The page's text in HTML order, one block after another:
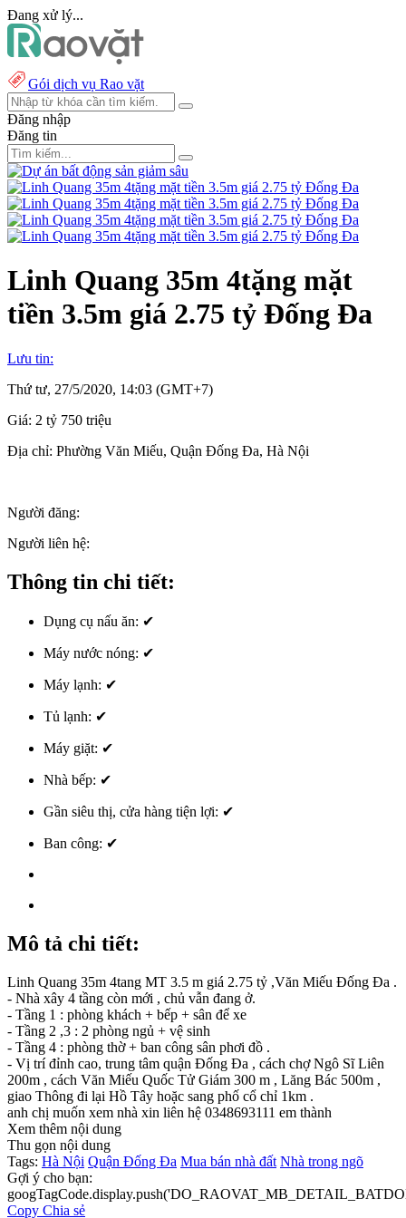
Đang xử lý...
Gói dịch vụ Rao vặt
Đăng nhập
Đăng tin
Linh Quang 35m 4tặng mặt
tiền 3.5m giá 2.75 tỷ Đống Đa
Lưu tin:
Thứ tư, 27/5/2020, 14:03 (GMT+7)
Giá: 2 tỷ 750 triệu
Địa chỉ: Phường Văn Miếu, Quận Đống Đa, Hà Nội
Người đăng:
Người liên hệ:
Thông tin chi tiết:
Dụng cụ nấu ăn: ✔
Máy nước nóng: ✔
Máy lạnh: ✔
Tủ lạnh: ✔
Máy giặt: ✔
Nhà bếp: ✔
Gần siêu thị, cửa hàng tiện lợi: ✔
Ban công: ✔
Mô tả chi tiết:
Linh Quang 35m 4tang MT 3.5 m giá 2.75 tỷ ,Văn Miếu Đống Đa .
- Nhà xây 4 tầng còn mới , chủ vẫn đang ở.
- Tầng 1 : phòng khách + bếp + sân để xe
- Tầng 2 ,3 : 2 phòng ngủ + vệ sinh
- Tầng 4 : phòng thờ + ban công sân phơi đồ .
- Vị trí đỉnh cao, trung tâm quận Đống Đa , cách chợ Ngô Sĩ Liên
200m , cách Văn Miếu Quốc Tử Giám 300 m , Lăng Bác 500m ,
giao Thông đi lại Hồ Tây hoặc sang phố cổ chỉ 1km .
anh chị muốn xem nhà xin liên hệ 0348693111 em thành
Xem thêm nội dung
Thu gọn nội dung
Tags: Hà Nội Quận Đống Đa Mua bán nhà đất Nhà trong ngõ
Gợi ý cho bạn:
Copy Chia sẻ